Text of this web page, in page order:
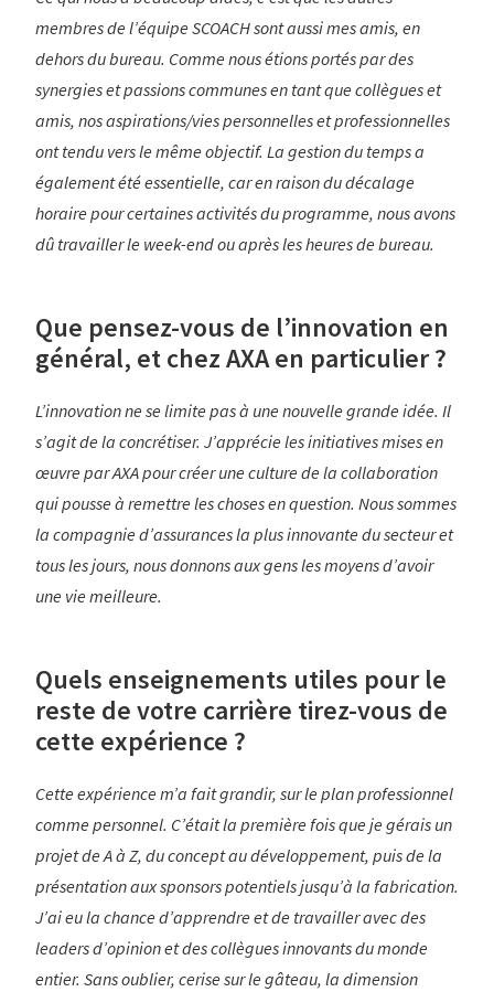
membres de l’équipe SCOACH sont aussi mes amis, en
dehors du bureau. Comme nous étions portés par des
synergies et passions communes en tant que collègues et
amis, nos aspirations/vies personnelles et professionnelles
ont tendu vers le même objectif. La gestion du temps a
également été essentielle, car en raison du décalage
horaire pour certaines activités du programme, nous avons
dû travailler le week-end ou après les heures de bureau.
Que pensez-vous de l’innovation en
général, et chez AXA en particulier ?
L’innovation ne se limite pas à une nouvelle grande idée. Il
s’agit de la concrétiser. J’apprécie les initiatives mises en
œuvre par AXA pour créer une culture de la collaboration
qui pousse à remettre les choses en question. Nous sommes
la compagnie d’assurances la plus innovante du secteur et
tous les jours, nous donnons aux gens les moyens d’avoir
une vie meilleure.
Quels enseignements utiles pour le
reste de votre carrière tirez-vous de
cette expérience ?
Cette expérience m’a fait grandir, sur le plan professionnel
comme personnel. C’était la première fois que je gérais un
projet de A à Z, du concept au développement, puis de la
présentation aux sponsors potentiels jusqu’à la fabrication.
J’ai eu la chance d’apprendre et de travailler avec des
leaders d’opinion et des collègues innovants du monde
entier. Sans oublier, cerise sur le gâteau, la dimension